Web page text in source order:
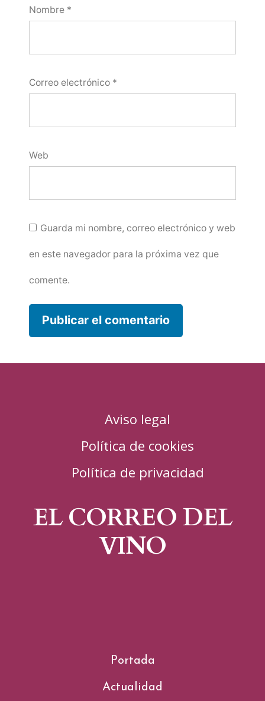
Nombre *
Correo electrónico *
Web
Guarda mi nombre, correo electrónico y web
en este navegador para la próxima vez que
comente.
Aviso legal
Política de cookies
Política de privacidad
EL CORREO DEL
VINO
Portada
Actualidad